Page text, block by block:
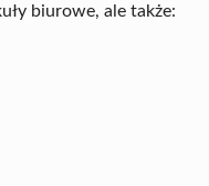
biurowe, ale także: